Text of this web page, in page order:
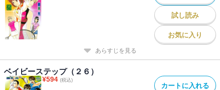
試し読み
お気に入り
あらすじを見る
ベイビーステップ（２６）
¥594 (税込)
カートに入れる